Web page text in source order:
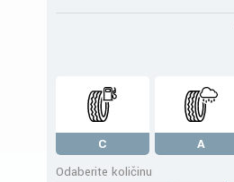
C A
Odaberite količinu